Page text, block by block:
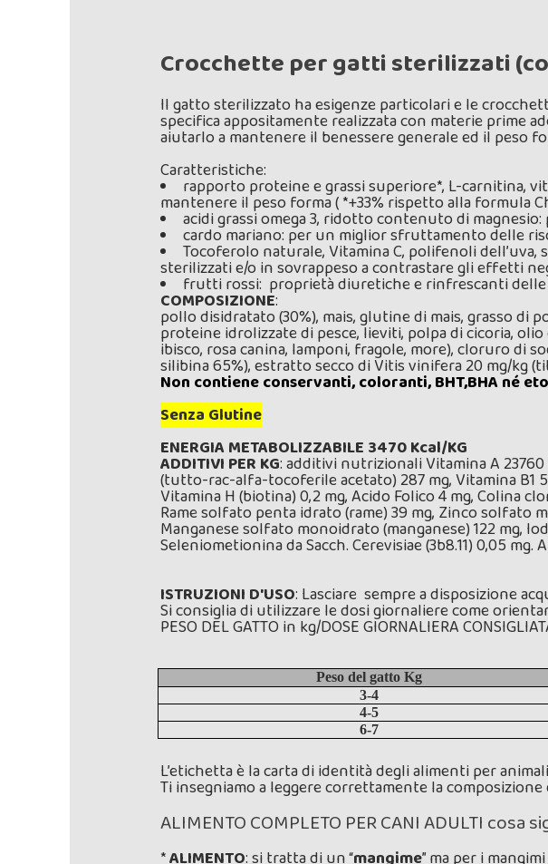
Crocchette per gatti sterilizzati
Il gatto sterilizzato ha esigenze particolari e le
specifica appositamente realizzata con materie prime
aiutarlo a mantenere il benessere generale ed il peso
Caratteristiche:
rapporto proteine e grassi superiore*, L-carnitina,
mantenere il peso forma ( *+33% rispetto alla formula
acidi grassi omega 3, ridotto contenuto di
cardo mariano: per un miglior sfruttamento delle
Tocoferolo naturale, Vitamina C, polifenoli
sterilizzati e/o in sovrappeso a contrastare gli effetti
frutti rossi: proprietà diuretiche e rinfrescanti
COMPOSIZIONE:
pollo disidratato (30%), mais, glutine di mais, grasso di
proteine idrolizzate di pesce, lieviti, polpa di cicoria,
ibisco, rosa canina, lamponi, fragole, more), cloruro di
silibina 65%), estratto secco di Vitis vinifera 20 mg/kg
Non contiene conservanti, coloranti, BHT,BHA né
Senza Glutine
ENERGIA METABOLIZZABILE 3470 Kcal/KG
ADDITIVI PER KG: additivi nutrizionali Vitamina A 23760
(tutto-rac-alfa-tocoferile acetato) 287 mg, Vitamina B1
Vitamina H (biotina) 0,2 mg, Acido Folico 4 mg, Colina
Rame solfato penta idrato (rame) 39 mg, Zinco solfato
Manganese solfato monoidrato (manganese) 122 mg,
Seleniometionina da Sacch. Cerevisiae (3b8.11) 0,05
ISTRUZIONI D'USO: Lasciare sempre a disposizione
Si consiglia di utilizzare le dosi giornaliere come
PESO DEL GATTO in kg/DOSE GIORNALIERA
Peso del gatto Kg
3-4
4-5
6-7
L’etichetta è la carta di identità degli alimenti per
Ti insegniamo a leggere correttamente la
ALIMENTO COMPLETO PER CANI ADULTI cosa
*ALIMENTO: si tratta di un “mangime” ma per i